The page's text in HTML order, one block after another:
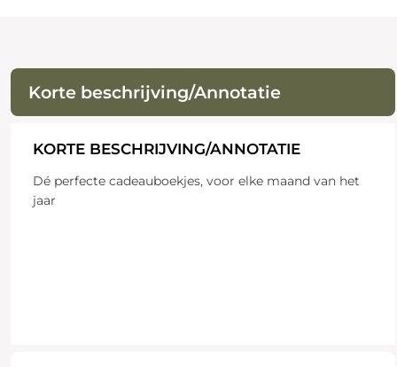
Korte beschrijving/Annotatie
KORTE BESCHRIJVING/ANNOTATIE
Dé perfecte cadeauboekjes, voor elke maand van het
jaar